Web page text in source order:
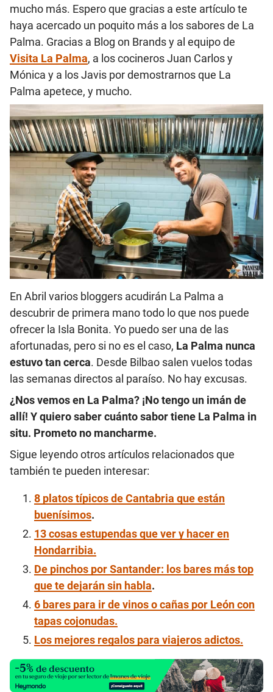
mucho más. Espero que gracias a este artículo te
haya acercado un poquito más a los sabores de La
Palma. Gracias a Blog on Brandsy al equipo de
Visita La Palma, a los cocineros Juan Carlos y
Mónica y a los Javis por demostrarnos que La
Palma apetece, y mucho.
En Abril varios bloggers acudirán La Palma a
descubrir de primera mano todo lo que nos puede
ofrecer la Isla Bonita. Yo puedo ser una de las
afortunadas, pero si no es el caso, La Palma nunca
estuvo tan cerca. Desde Bilbao salen vuelos todas
las semanas directos al paraíso. No hay excusas.
¿Nos vemos en La Palma? ¡No tengo un imán de
allí! Y quiero saber cuánto sabor tiene La Palma in
situ. Prometo no mancharme.
Sigue leyendo otros artículos relacionados que
también te pueden interesar:
8 platos típicos de Cantabria que están
buenísimos.
13 cosas estupendas que ver y hacer en
Hondarribia.
De pinchos por Santander: los bares más top
que te dejarán sin habla.
6 bares para ir de vinos o cañas por León con
tapas cojonudas.
Los mejores regalos para viajeros adictos.